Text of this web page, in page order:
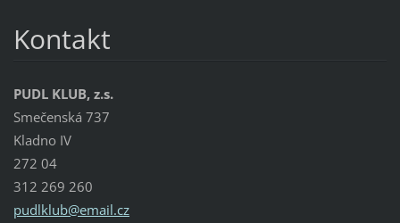
Kontakt
PUDL KLUB, z.s.
Smečenská 737
Kladno IV
272 04
312 269 260
pudlklub@email.cz